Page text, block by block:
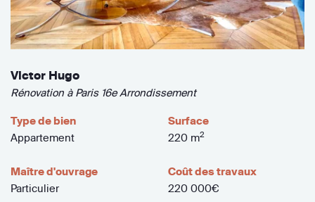
Victor Hugo
Rénovation à Paris 16e Arrondissement
Type de bien
Appartement
Surface
220 m2
Maître d'ouvrage
Particulier
Coût des travaux
220 000€